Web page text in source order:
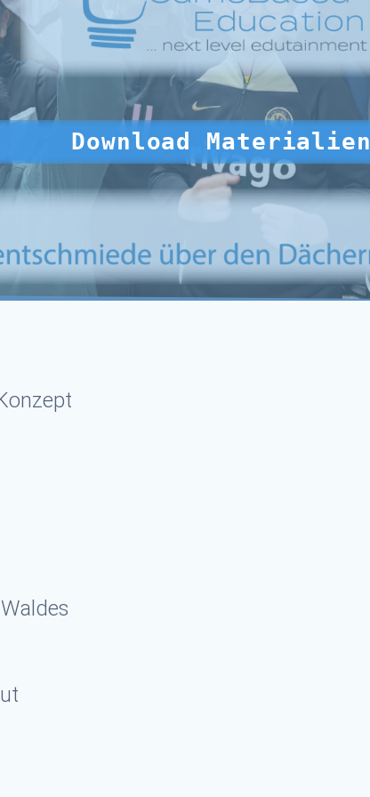
Download Materialien